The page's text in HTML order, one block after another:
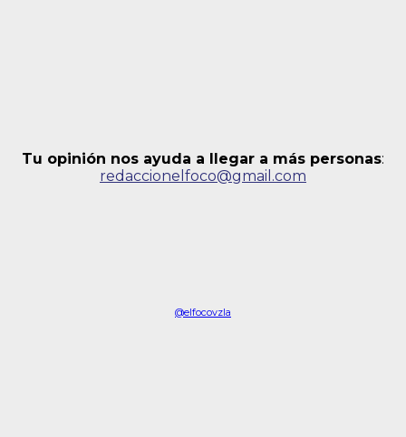
Tu opinión nos ayuda a llegar a más personas:
redaccionelfoco@gmail.com
@elfocovzla